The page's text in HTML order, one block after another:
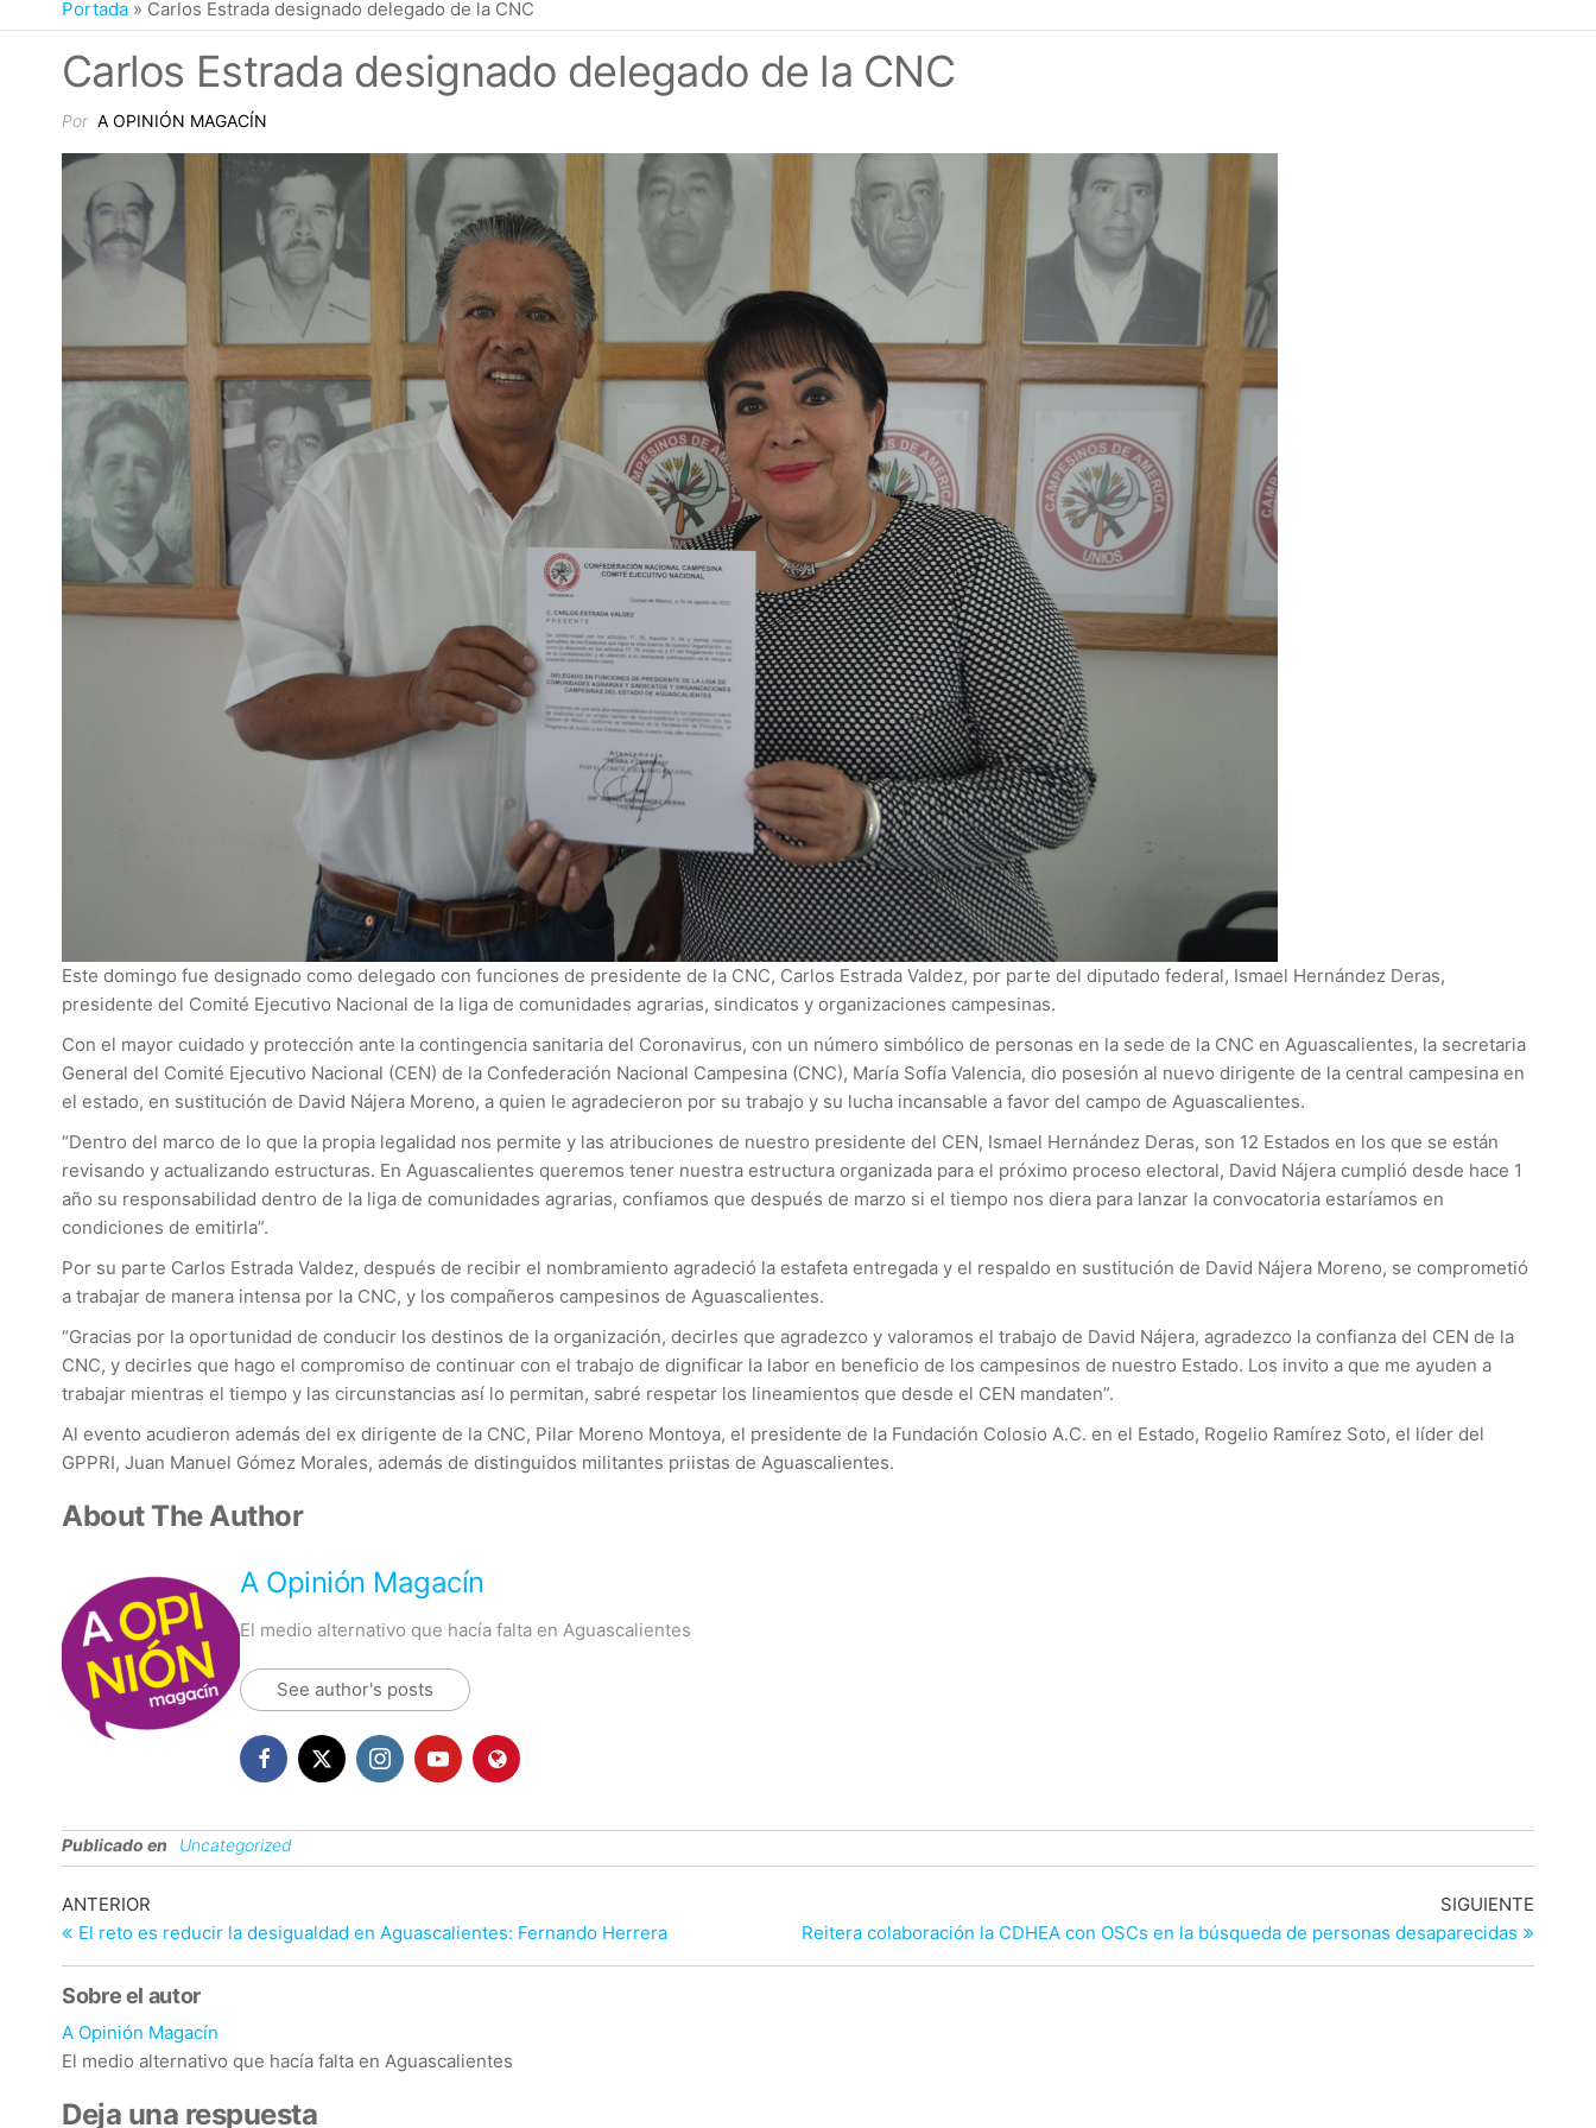
Portada » Carlos Estrada designado delegado de la CNC
Carlos Estrada designado delegado de la CNC
Por A OPINIÓN MAGACÍN
Este domingo fue designado como delegado con funciones de presidente de la CNC, Carlos Estrada Valdez, por parte del diputado federal, Ismael Hernández Deras,
presidente del Comité Ejecutivo Nacional de la liga de comunidades agrarias, sindicatos y organizaciones campesinas.
Con el mayor cuidado y protección ante la contingencia sanitaria del Coronavirus, con un número simbólico de personas en la sede de la CNC en Aguascalientes, la secretaria
General del Comité Ejecutivo Nacional (CEN) de la Confederación Nacional Campesina (CNC), María Sofía Valencia, dio posesión al nuevo dirigente de la central campesina en
el estado, en sustitución de David Nájera Moreno, a quien le agradecieron por su trabajo y su lucha incansable a favor del campo de Aguascalientes.
“Dentro del marco de lo que la propia legalidad nos permite y las atribuciones de nuestro presidente del CEN, Ismael Hernández Deras, son 12 Estados en los que se están
revisando y actualizando estructuras. En Aguascalientes queremos tener nuestra estructura organizada para el próximo proceso electoral, David Nájera cumplió desde hace 1
año su responsabilidad dentro de la liga de comunidades agrarias, confiamos que después de marzo si el tiempo nos diera para lanzar la convocatoria estaríamos en
condiciones de emitirla”.
Por su parte Carlos Estrada Valdez, después de recibir el nombramiento agradeció la estafeta entregada y el respaldo en sustitución de David Nájera Moreno, se comprometió
a trabajar de manera intensa por la CNC, y los compañeros campesinos de Aguascalientes.
“Gracias por la oportunidad de conducir los destinos de la organización, decirles que agradezco y valoramos el trabajo de David Nájera, agradezco la confianza del CEN de la
CNC, y decirles que hago el compromiso de continuar con el trabajo de dignificar la labor en beneficio de los campesinos de nuestro Estado. Los invito a que me ayuden a
trabajar mientras el tiempo y las circunstancias así lo permitan, sabré respetar los lineamientos que desde el CEN mandaten”.
Al evento acudieron además del ex dirigente de la CNC, Pilar Moreno Montoya, el presidente de la Fundación Colosio A.C. en el Estado, Rogelio Ramírez Soto, el líder del
GPPRI, Juan Manuel Gómez Morales, además de distinguidos militantes priistas de Aguascalientes.
About The Author
A Opinión Magacín
El medio alternativo que hacía falta en Aguascalientes
See author's posts
Publicado en Uncategorized
Navegación
de
entradas
Entrada
anterior
ANTERIOR
El reto es reducir la desigualdad en Aguascalientes: Fernando Herrera
SIGUIENTE
Reitera colaboración la CDHEA con OSCs en la búsqueda de personas desaparecidas
Sobre el autor
A Opinión Magacín
El medio alternativo que hacía falta en Aguascalientes
Deja una respuesta